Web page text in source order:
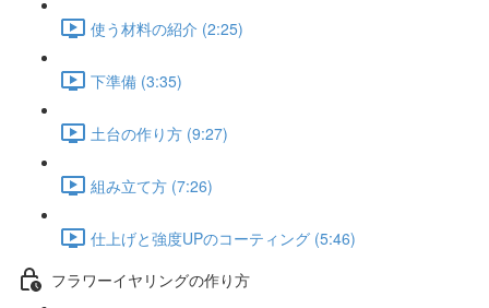
使う材料の紹介 (2:25)
下準備 (3:35)
土台の作り方 (9:27)
組み立て方 (7:26)
仕上げと強度UPのコーティング (5:46)
フラワーイヤリングの作り方